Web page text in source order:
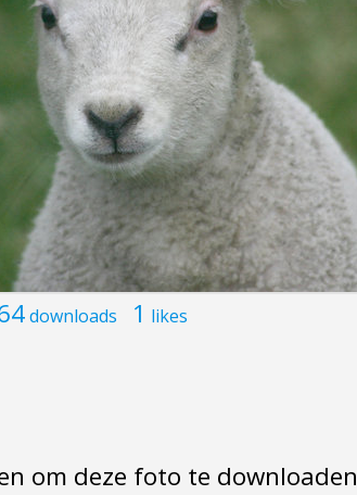
downloads 1 likes
om deze foto te downloaden